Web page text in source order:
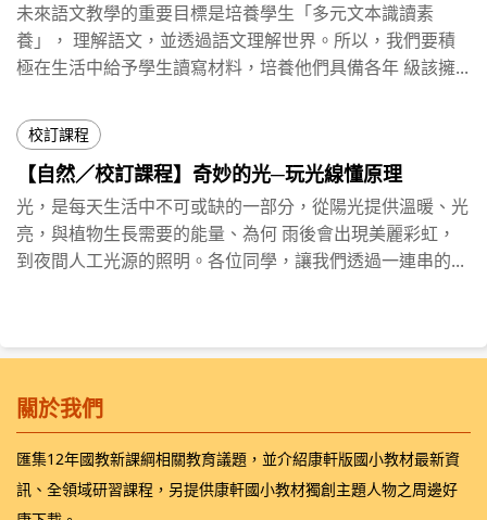
未來語文教學的重要目標是培養學生「多元文本識讀素
養」， 理解語文，並透過語文理解世界。所以，我們要積
極在生活中給予學生讀寫材料，培養他們具備各年 級該擁...
校訂課程
【自然／校訂課程】奇妙的光─玩光線懂原理
光，是每天⽣活中不可或缺的⼀部分，從陽光提供溫暖、光
亮，與植物⽣⻑需要的能量、為何 雨後會出現美麗彩虹，
到夜間⼈⼯光源的照明。各位同學，讓我們透過⼀連串的...
關於我們
匯集12年國教新課綱相關教育議題，並介紹康軒版國小教材最新資
訊、全領域研習課程，另提供康軒國小教材獨創主題人物之周邊好